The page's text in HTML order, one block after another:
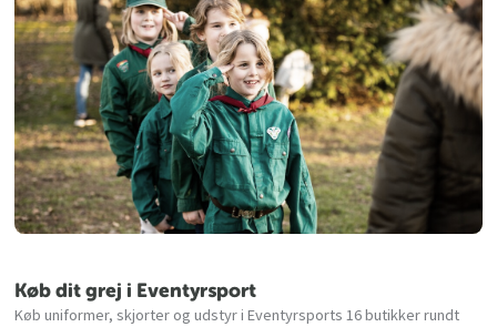
Køb dit grej i Eventyrsport
Køb uniformer, skjorter og udstyr i Eventyrsports 16 butikker rundt